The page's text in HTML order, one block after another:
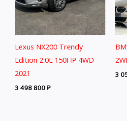
Lexus NX200 Trendy
Edition 2.0L 150HP 4WD
2021
3 498 800₽
3